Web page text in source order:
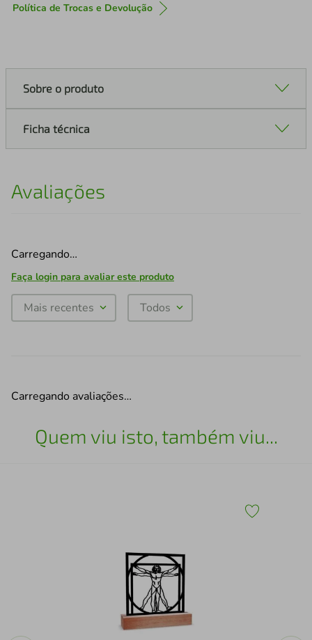
Política de Trocas e Devolução
Sobre o produto
Ficha técnica
Avaliações
Carregando…
Faça login para avaliar este produto
Mais recentes Todos
Carregando avaliações…
Quem viu isto, também viu...